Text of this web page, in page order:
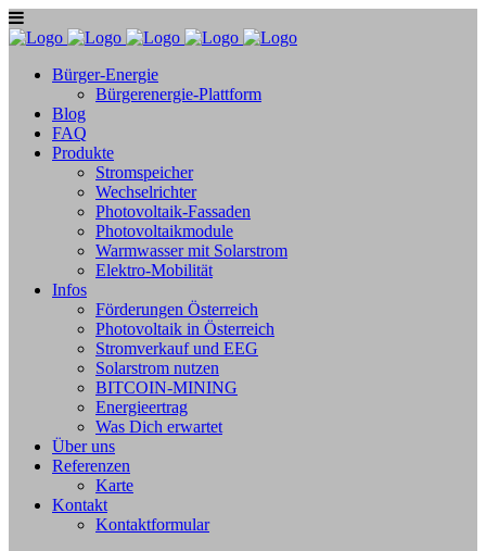
Bürger-Energie
Bürgerenergie-Plattform
Blog
FAQ
Produkte
Stromspeicher
Wechselrichter
Photovoltaik-Fassaden
Photovoltaikmodule
Warmwasser mit Solarstrom
Elektro-Mobilität
Infos
Förderungen Österreich
Photovoltaik in Österreich
Stromverkauf und EEG
Solarstrom nutzen
BITCOIN-MINING
Energieertrag
Was Dich erwartet
Über uns
Referenzen
Karte
Kontakt
Kontaktformular